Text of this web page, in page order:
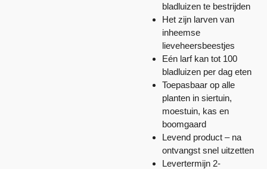
bladluizen te bestrijden
Het zijn larven van
inheemse
lieveheersbeestjes
Eén larf kan tot 100
bladluizen per dag eten
Toepasbaar op alle
planten in siertuin,
moestuin, kas en
boomgaard
Levend product – na
ontvangst snel uitzetten
Levertermijn 2-